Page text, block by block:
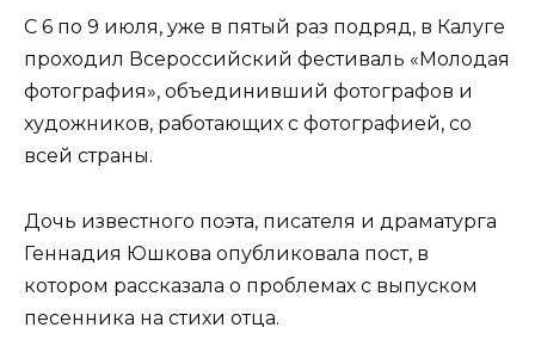
С 6 по 9 июля, уже в пятый раз подряд, в Калуге
проходил Всероссийский фестиваль «Молодая
фотография», объединивший фотографов и
художников, работающих с фотографией, со
всей страны.
Дочь известного поэта, писателя и драматурга
Геннадия Юшкова опубликовала пост, в
котором рассказала о проблемах с выпуском
песенника на стихи отца.